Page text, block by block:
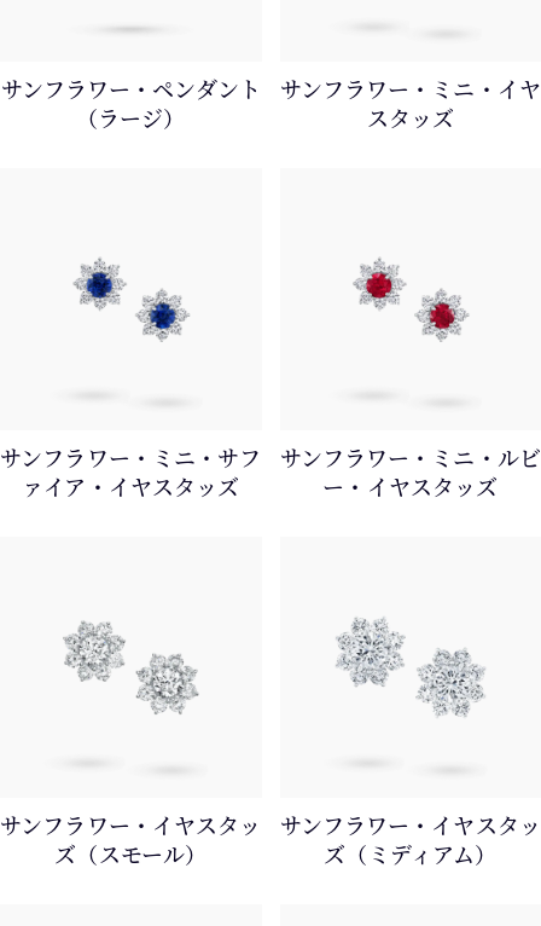
サンフラワー・ペンダント
（ラージ）
サンフラワー・ミニ・イヤ
スタッズ
サンフラワー・ミニ・サフ
ァイア・イヤスタッズ
サンフラワー・ミニ・ルビ
ー・イヤスタッズ
サンフラワー・イヤスタッ
ズ（スモール）
サンフラワー・イヤスタッ
ズ（ミディアム）